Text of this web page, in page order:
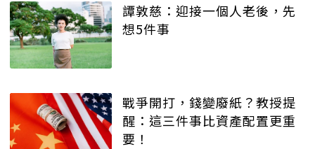
譚敦慈：迎接一個人老後，先
想5件事
戰爭開打，錢變廢紙？教授提
醒：這三件事比資產配置更重
要！